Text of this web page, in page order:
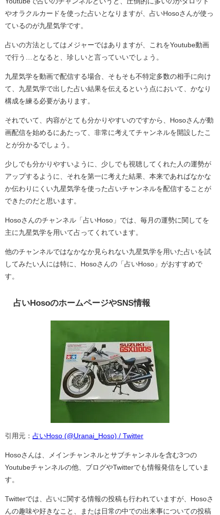
やオラクルカードを使った占いとなりますが、占いHosoさんが使っ
ているのが九星気学です。
占いの方法としてはメジャーではありますが、これをYoutube動画
で行う…となると、珍しいと言っていいでしょう。
九星気学を動画で配信する場合、そもそも不特定多数の相手に向け
て、九星気学で出した占い結果を伝えるという点において、かなり
構成を練る必要があります。
それでいて、内容がとても分かりやすいのですから、Hosoさんが動
画配信を始めるにあたって、非常に考えてチャンネルを開設したこ
とが分かるでしょう。
少しでも分かりやすいように、少しでも視聴してくれた人の運勢が
アップするように、それを第一に考えた結果、本来であればなかな
か伝わりにくい九星気学を使った占いチャンネルを配信することが
できたのだと思います。
Hosoさんのチャンネル「占いHoso」では、毎月の運勢に関してを
主に九星気学を用いて占ってくれています。
他のチャンネルではなかなか見られない九星気学を用いた占いを試
してみたい人には特に、Hosoさんの「占いHoso」がおすすめで
す。
占いHosoのホームページやSNS情報
引用元： 占いHoso (@Uranai_Hoso) / Twitter
Hosoさんは、メインチャンネルとサブチャンネルを含む3つの
Youtubeチャンネルの他、ブログやTwitterでも情報発信をしていま
す。
Twitterでは、占いに関する情報の投稿も行われていますが、Hosoさ
んの趣味や好きなこと、または日常の中での出来事についての投稿